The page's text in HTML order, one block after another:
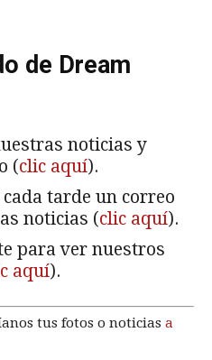
de Dream
noticias y
(clic aquí).
cada tarde un correo
noticias (clic aquí).
para ver nuestros
aquí).
tus fotos o noticias a